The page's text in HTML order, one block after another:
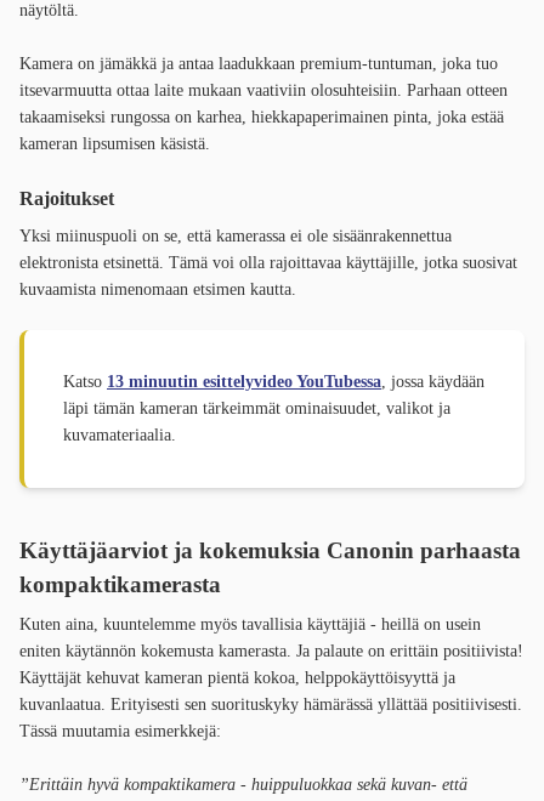
näytöltä.
Kamera on jämäkkä ja antaa laadukkaan premium-tuntuman, joka tuo
itsevarmuutta ottaa laite mukaan vaativiin olosuhteisiin. Parhaan otteen
takaamiseksi rungossa on karhea, hiekkapaperimainen pinta, joka estää
kameran lipsumisen käsistä.
Rajoitukset
Yksi miinuspuoli on se, että kamerassa ei ole sisäänrakennettua
elektronista etsinettä. Tämä voi olla rajoittavaa käyttäjille, jotka suosivat
kuvaamista nimenomaan etsimen kautta.
Katso 13 minuutin esittelyvideo YouTubessa, jossa käydään
läpi tämän kameran tärkeimmät ominaisuudet, valikot ja
kuvamateriaalia.
Käyttäjäarviot ja kokemuksia Canonin parhaasta
kompaktikamerasta
Kuten aina, kuuntelemme myös tavallisia käyttäjiä - heillä on usein
eniten käytännön kokemusta kamerasta. Ja palaute on erittäin positiivista!
Käyttäjät kehuvat kameran pientä kokoa, helppokäyttöisyyttä ja
kuvanlaatua. Erityisesti sen suorituskyky hämärässä yllättää positiivisesti.
Tässä muutamia esimerkkejä:
”Erittäin hyvä kompaktikamera - huippuluokkaa sekä kuvan- että